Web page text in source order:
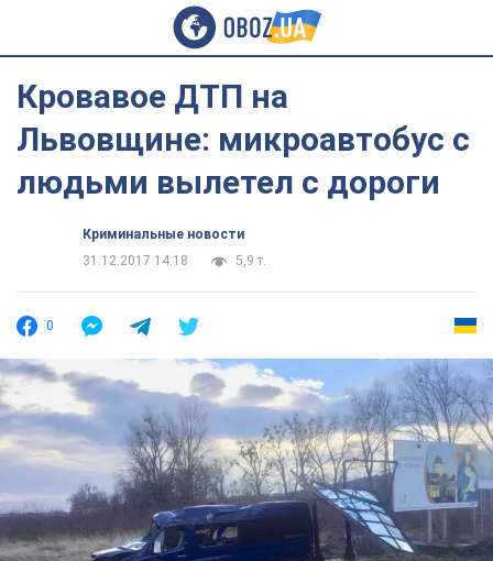
Кровавое ДТП на
Львовщине: микроавтобус с
людьми вылетел с дороги
Криминальные новости
31.12.2017 14:18
5,9 т.
0